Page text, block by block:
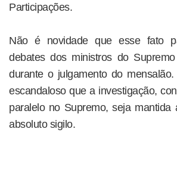
Participações.
Não é novidade que esse fato
debates dos ministros do
durante o julgamento do
escandaloso que a investigação,
paralelo no Supremo, seja mantida
absoluto sigilo.